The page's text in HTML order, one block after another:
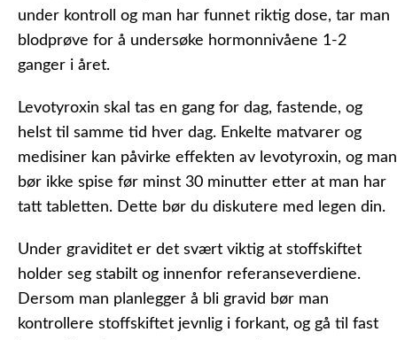
under kontroll og man har funnet riktig dose, tar man
blodprøve for å undersøke hormonnivåene 1-2
ganger i året.
Levotyroxin skal tas en gang for dag, fastende, og
helst til samme tid hver dag. Enkelte matvarer og
medisiner kan påvirke effekten av levotyroxin, og man
bør ikke spise før minst 30 minutter etter at man har
tatt tabletten. Dette bør du diskutere med legen din.
Under graviditet er det svært viktig at stoffskiftet
holder seg stabilt og innenfor referanseverdiene.
Dersom man planlegger å bli gravid bør man
kontrollere stoffskiftet jevnlig i forkant, og gå til fast